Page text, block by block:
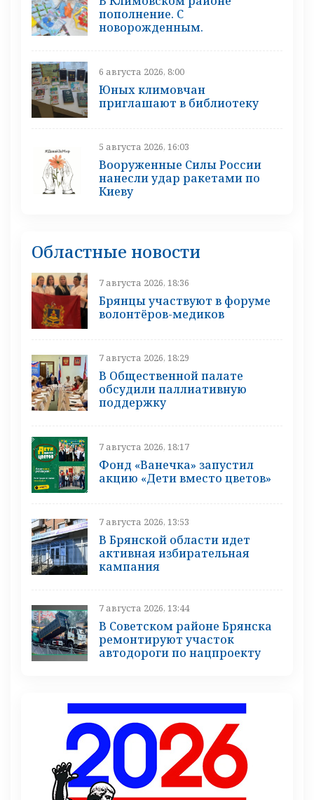
пополнение. С
новорожденным.
6 августа 2026, 8:00
Юных климовчан
приглашают в библиотеку
5 августа 2026, 16:03
Вооруженные Силы России
нанесли удар ракетами по
Киеву
Областные новости
7 августа 2026, 18:36
Брянцы участвуют в форуме
волонтёров-медиков
7 августа 2026, 18:29
В Общественной палате
обсудили паллиативную
поддержку
7 августа 2026, 18:17
Фонд «Ванечка» запустил
акцию «Дети вместо цветов»
7 августа 2026, 13:53
В Брянской области идет
активная избирательная
кампания
7 августа 2026, 13:44
В Советском районе Брянска
ремонтируют участок
автодороги по нацпроекту